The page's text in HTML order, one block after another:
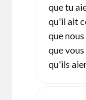
que tu
qu'il ait
que
que
qu'ils